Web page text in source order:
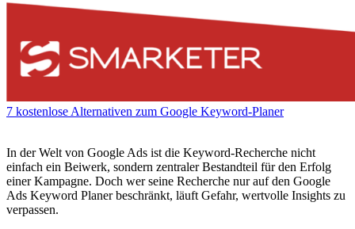
7 kostenlose Alternativen zum Google Keyword-Planer
In der Welt von Google Ads ist die Keyword-Recherche nicht
einfach ein Beiwerk, sondern zentraler Bestandteil für den Erfolg
einer Kampagne. Doch wer seine Recherche nur auf den Google
Ads Keyword Planer beschränkt, läuft Gefahr, wertvolle Insights zu
verpassen.